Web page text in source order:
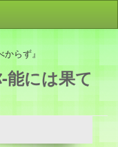
らず』
能には果て